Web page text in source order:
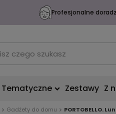
Profesjonalne
Tematyczne Zestawy Z
Gadżety do domu PORTOBELLO.